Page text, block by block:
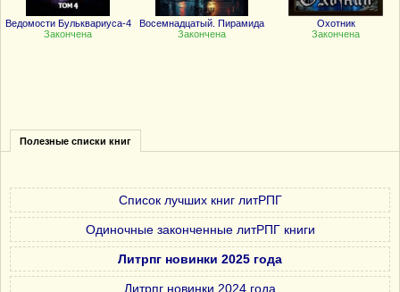
Ведомости Бульквариуса-4
Закончена
Восемнадцатый. Пирамида
Закончена
Охотник
Закончена
Полезные списки книг
Список лучших книг литРПГ
Одиночные законченные литРПГ книги
Литрпг новинки 2025 года
Литрпг новинки 2024 года